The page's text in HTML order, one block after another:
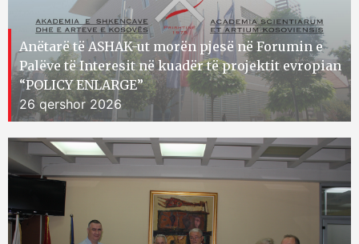
Anëtarë të ASHAK-ut morën pjesë në Forumin e
Palëve të Interesit në kuadër të projektit evropian
“POLICY ENLARGE”
26 qershor 2026